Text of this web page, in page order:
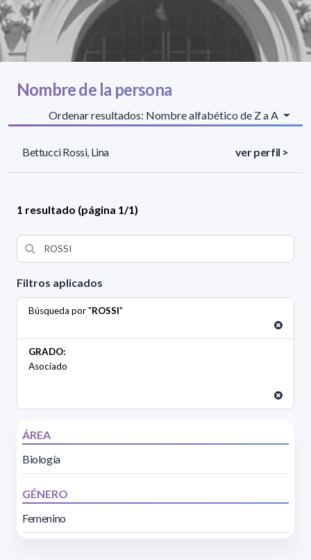
Filtros aplicados
Búsqueda por "ROSSI"
GRADO:
Asociado
ÁREA
Biología
GÉNERO
Femenino
Nombre de la persona
Ordenar resultados: Nombre alfabético de Z a A
Bettucci Rossi, Lina ver perfil >
1 resultado (página 1/1)